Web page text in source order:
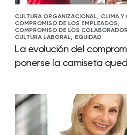
CULTURA ORGANIZACIONAL, CLIMA Y
COMPROMISO DE LOS EMPLEADOS,
COMPROMISO DE LOS
CULTURA LABORAL, EQUIDAD
La evolución del
ponerse la camiseta